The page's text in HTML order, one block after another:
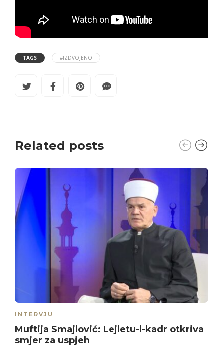
TAGS #IZDVOJENO
Related posts
INTERVJU
Muftija Smajlović: Lejletu-l-kadr otkriva
smjer za uspjeh